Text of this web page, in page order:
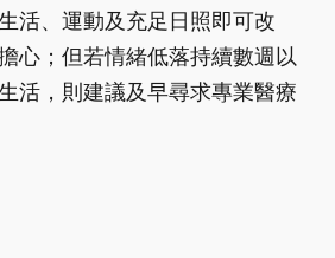
活、運動及充足日照即可改
心；但若情緒低落持續數週以
活，則建議及早尋求專業醫療